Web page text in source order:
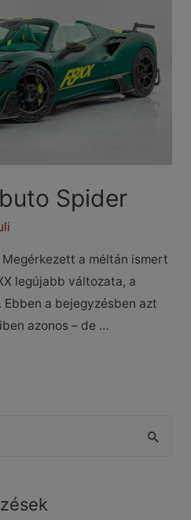
Spider
a méltán ismert
legújabb változata, a
a bejegyzésben azt
azonos – de …